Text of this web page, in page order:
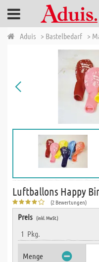
Aduis > Bastelbedarf >
Luftballons Happy
(2 Bewertungen)
Preis (inkl. MwSt.)
1 Pkg.
Menge